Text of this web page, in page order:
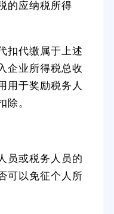
的应纳税所得
扣代缴属于上述
企业所得税总收
用于奖励税务人
除。
员或税务人员的
可以免征个人所